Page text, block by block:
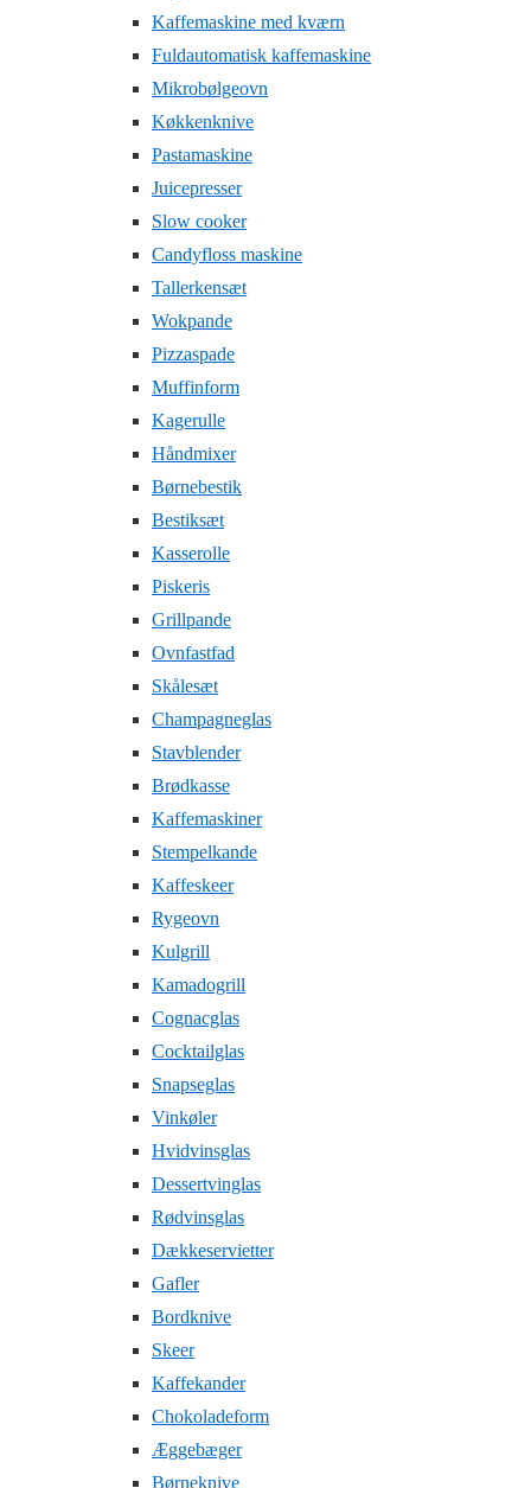
Kaffemaskine med kværn
Fuldautomatisk kaffemaskine
Mikrobølgeovn
Køkkenknive
Pastamaskine
Juicepresser
Slow cooker
Candyfloss maskine
Tallerkensæt
Wokpande
Pizzaspade
Muffinform
Kagerulle
Håndmixer
Børnebestik
Bestiksæt
Kasserolle
Piskeris
Grillpande
Ovnfastfad
Skålesæt
Champagneglas
Stavblender
Brødkasse
Kaffemaskiner
Stempelkande
Kaffeskeer
Rygeovn
Kulgrill
Kamadogrill
Cognacglas
Cocktailglas
Snapseglas
Vinkøler
Hvidvinsglas
Dessertvinglas
Rødvinsglas
Dækkeservietter
Gafler
Bordknive
Skeer
Kaffekander
Chokoladeform
Æggebæger
Børneknive